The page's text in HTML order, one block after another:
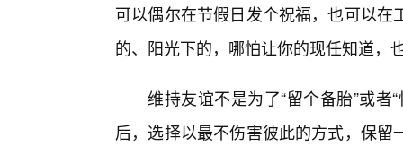
可以偶尔在节假日发个祝福，也可以
的、阳光下的，哪怕让你的现任知道，
维持友谊不是为了“留个备胎”或
后，选择以最不伤害彼此的方式，保